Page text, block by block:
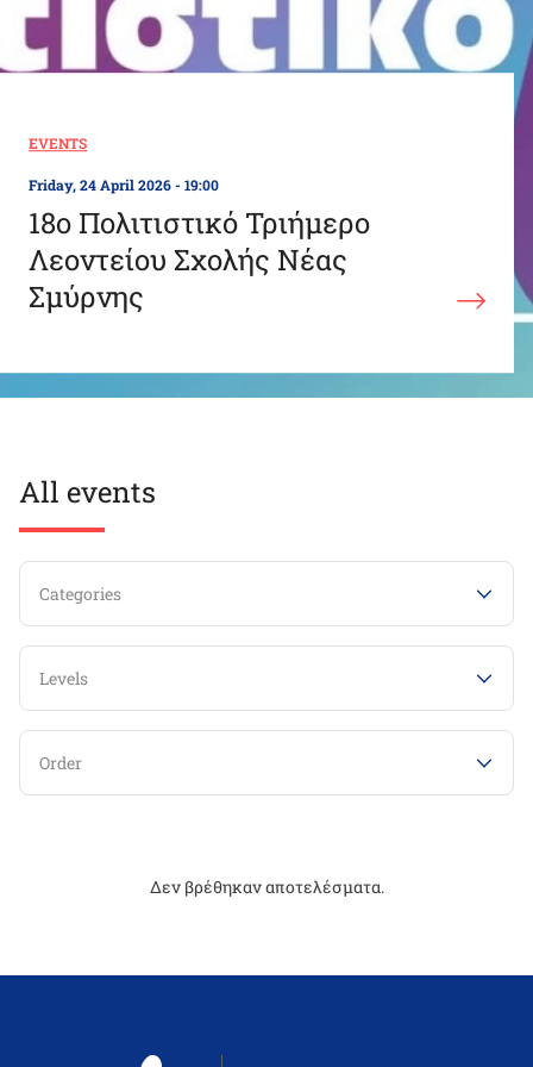
EVENTS
Friday, 24 April 2026 - 19:00
18ο Πολιτιστικό Τριήμερο
Λεοντείου Σχολής Νέας
Σμύρνης
All events
Categories
Levels
Order
Δεν βρέθηκαν αποτελέσματα.